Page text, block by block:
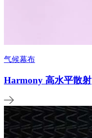
气候幕布
Harmony 高水平散射